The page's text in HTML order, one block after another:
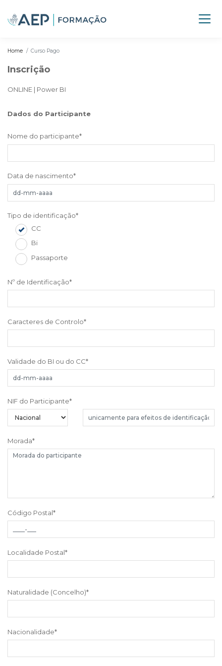
Home Curso Pago
Inscrição
ONLINE | Power BI
Dados do Participante
Nome do participante*
Data de nascimento*
Tipo de identificação*
CC
Bi
Passaporte
Nº de Identificação*
Caracteres de Controlo*
Validade do BI ou do CC*
NIF do Participante*
Morada*
Código Postal*
Localidade Postal*
Naturalidade (Concelho)*
Nacionalidade*